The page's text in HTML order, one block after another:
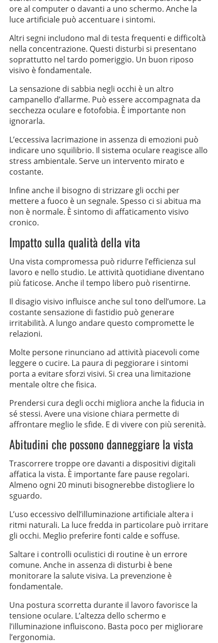
ore al computer o davanti a uno schermo. Anche la
luce artificiale può accentuare i sintomi.
Altri segni includono mal di testa frequenti e difficoltà
nella concentrazione. Questi disturbi si presentano
soprattutto nel tardo pomeriggio. Un buon riposo
visivo è fondamentale.
La sensazione di sabbia negli occhi è un altro
campanello d’allarme. Può essere accompagnata da
secchezza oculare e fotofobia. È importante non
ignorarla.
L’eccessiva lacrimazione in assenza di emozioni può
indicare uno squilibrio. Il sistema oculare reagisce allo
stress ambientale. Serve un intervento mirato e
costante.
Infine anche il bisogno di strizzare gli occhi per
mettere a fuoco è un segnale. Spesso ci si abitua ma
non è normale. È sintomo di affaticamento visivo
cronico.
Impatto sulla qualità della vita
Una vista compromessa può ridurre l’efficienza sul
lavoro e nello studio. Le attività quotidiane diventano
più faticose. Anche il tempo libero può risentirne.
Il disagio visivo influisce anche sul tono dell’umore. La
costante sensazione di fastidio può generare
irritabilità. A lungo andare questo compromette le
relazioni.
Molte persone rinunciano ad attività piacevoli come
leggere o cucire. La paura di peggiorare i sintomi
porta a evitare sforzi visivi. Si crea una limitazione
mentale oltre che fisica.
Prendersi cura degli occhi migliora anche la fiducia in
sé stessi. Avere una visione chiara permette di
affrontare meglio le sfide. E di vivere con più serenità.
Abitudini che possono danneggiare la vista
Trascorrere troppe ore davanti a dispositivi digitali
affatica la vista. È importante fare pause regolari.
Almeno ogni 20 minuti bisognerebbe distogliere lo
sguardo.
L’uso eccessivo dell’illuminazione artificiale altera i
ritmi naturali. La luce fredda in particolare può irritare
gli occhi. Meglio preferire fonti calde e soffuse.
Saltare i controlli oculistici di routine è un errore
comune. Anche in assenza di disturbi è bene
monitorare la salute visiva. La prevenzione è
fondamentale.
Una postura scorretta durante il lavoro favorisce la
tensione oculare. L’altezza dello schermo e
l’illuminazione influiscono. Basta poco per migliorare
l’ergonomia.